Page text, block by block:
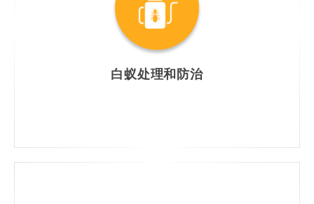
白蚁处理和防治